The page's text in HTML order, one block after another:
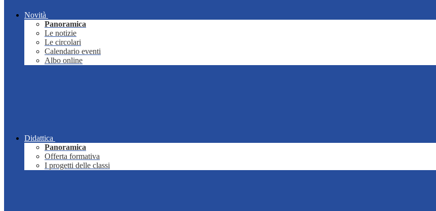
Novità
Panoramica
Le notizie
Le circolari
Calendario eventi
Albo online
Didattica
Panoramica
Offerta formativa
I progetti delle classi